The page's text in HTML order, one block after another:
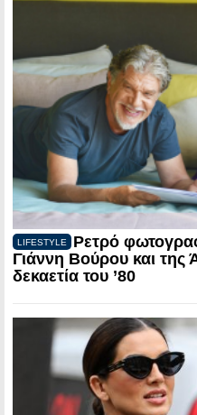
LIFESTYLE
Ρετρό
Γιάννη Βούρου και της
δεκαετία του ’80